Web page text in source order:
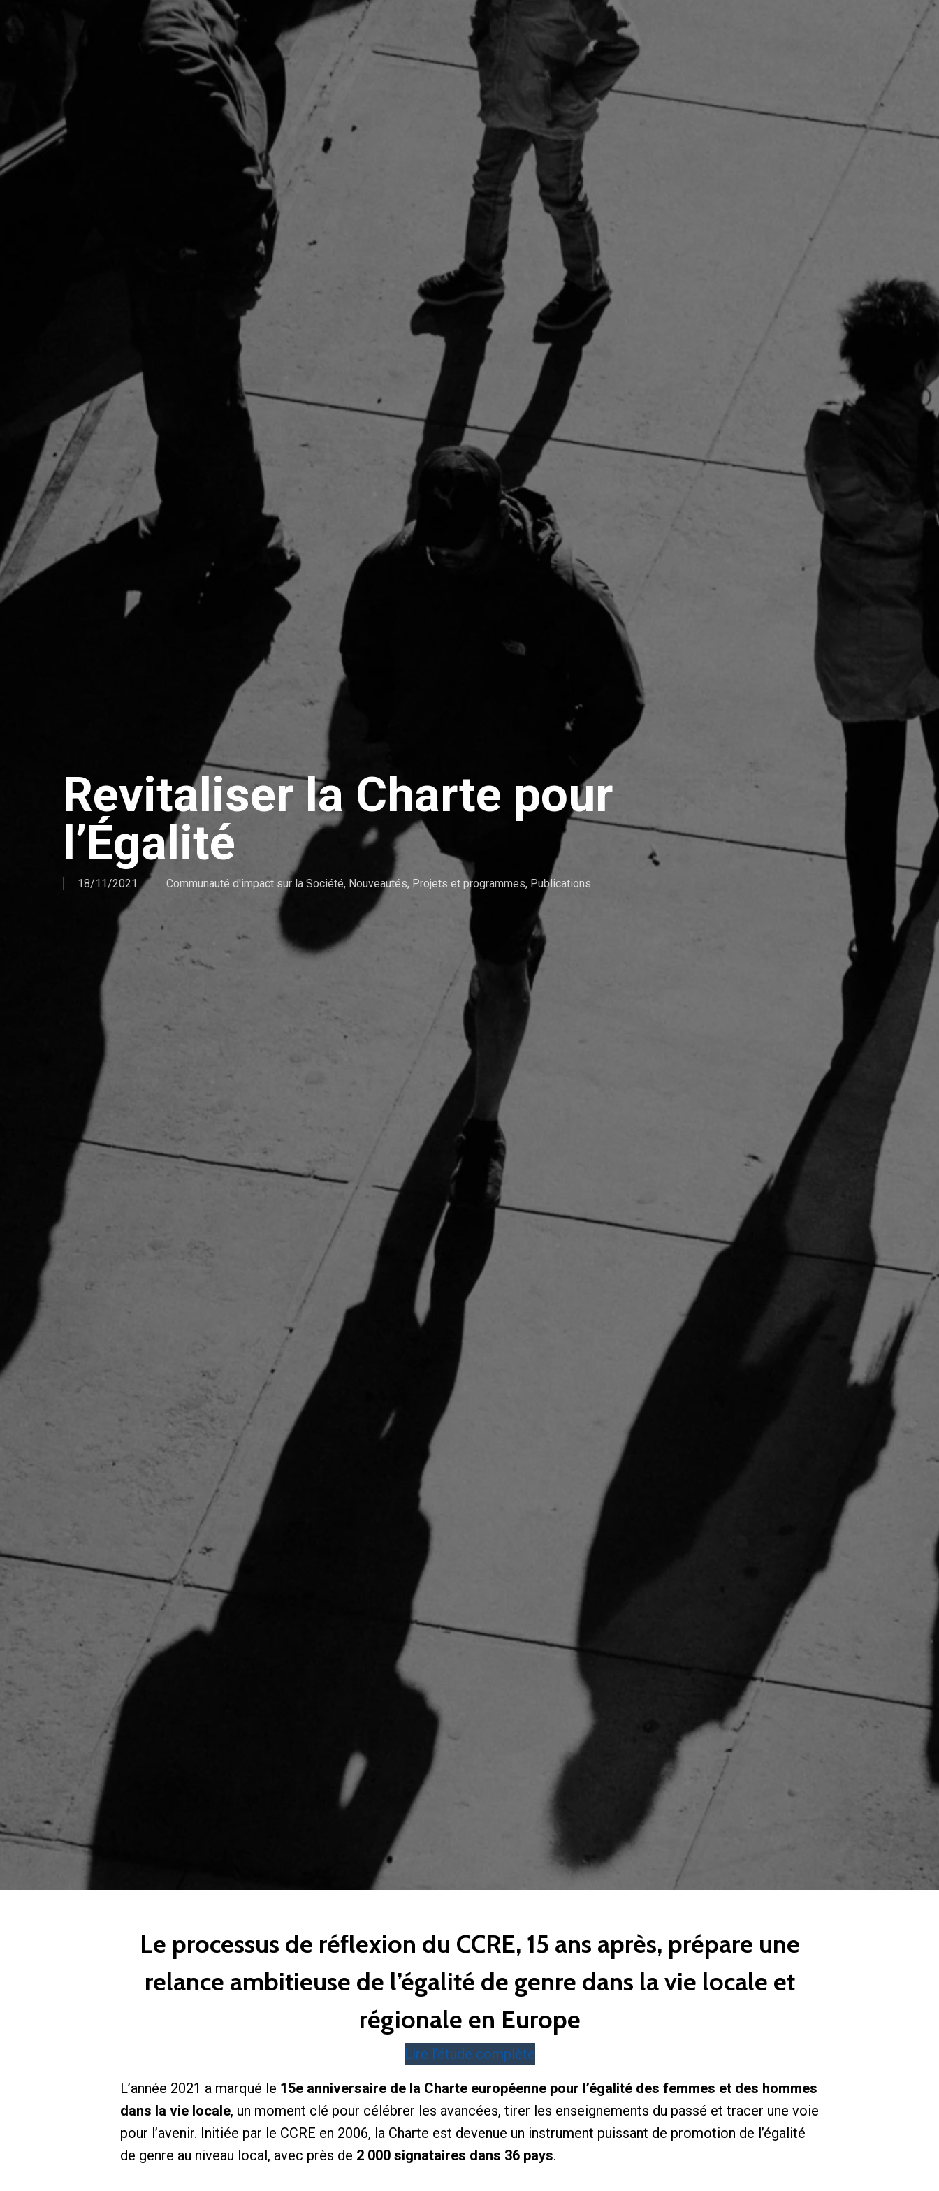
Revitaliser la Charte pour
l’Égalité
18/11/2021 Communauté d'impact sur la Société, Nouveautés, Projets et programmes, Publications
Le processus de réflexion du CCRE, 15 ans après, prépare une
relance ambitieuse de l’égalité de genre dans la vie locale et
régionale en Europe
Lire l’étude complète
L’année 2021 a marqué le 15e anniversaire de la Charte européenne pour l’égalité des femmes et des hommes
dans la vie locale, un moment clé pour célébrer les avancées, tirer les enseignements du passé et tracer une voie
pour l’avenir. Initiée par le CCRE en 2006, la Charte est devenue un instrument puissant de promotion de l’égalité
de genre au niveau local, avec près de 2 000 signataires dans 36 pays.